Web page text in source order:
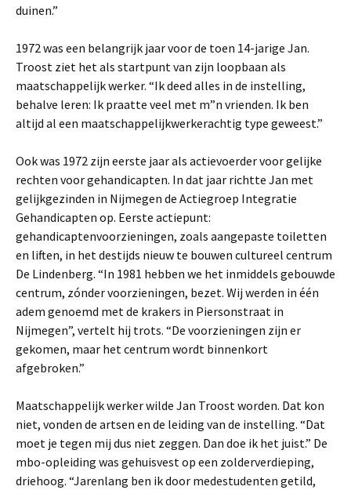
duinen.”
1972 was een belangrijk jaar voor de toen 14-jarige Jan.
Troost ziet het als startpunt van zijn loopbaan als
maatschappelijk werker. “Ik deed alles in de instelling,
behalve leren: Ik praatte veel met m”n vrienden. Ik ben
altijd al een maatschappelijkwerkerachtig type geweest.”
Ook was 1972 zijn eerste jaar als actievoerder voor gelijke
rechten voor gehandicapten. In dat jaar richtte Jan met
gelijkgezinden in Nijmegen de Actiegroep Integratie
Gehandicapten op. Eerste actiepunt:
gehandicaptenvoorzieningen, zoals aangepaste toiletten
en liften, in het destijds nieuw te bouwen cultureel centrum
De Lindenberg. “In 1981 hebben we het inmiddels gebouwde
centrum, zónder voorzieningen, bezet. Wij werden in één
adem genoemd met de krakers in Piersonstraat in
Nijmegen”, vertelt hij trots. “De voorzieningen zijn er
gekomen, maar het centrum wordt binnenkort
afgebroken.”
Maatschappelijk werker wilde Jan Troost worden. Dat kon
niet, vonden de artsen en de leiding van de instelling. “Dat
moet je tegen mij dus niet zeggen. Dan doe ik het juist.” De
mbo-opleiding was gehuisvest op een zolderverdieping,
driehoog. “Jarenlang ben ik door medestudenten getild,